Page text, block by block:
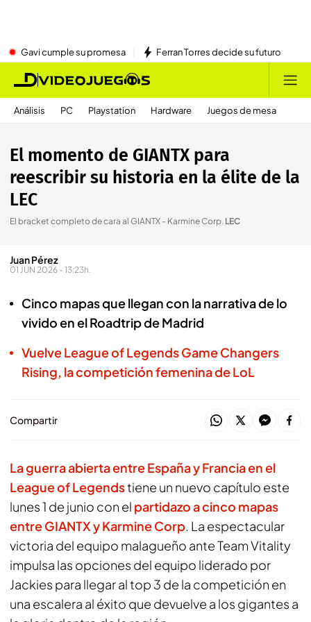
Gavi cumple su promesa Ferran Torres decide su futuro
Análisis PC Playstation Hardware Juegos de mesa
El momento de GIANTX para
reescribir su historia en la élite de la
LEC
El bracket completo de cara al GIANTX - Karmine Corp. LEC
Juan Pérez
01 JUN 2026 - 13:23h.
Cinco mapas que llegan con la narrativa de lo
vivido en el Roadtrip de Madrid
Vuelve League of Legends Game Changers
Rising, la competición femenina de LoL
Compartir
La guerra abierta entre España y Francia en el
League of Legendstiene un nuevo capítulo este
lunes 1 de junio con el partidazo a cinco mapas
entre GIANTX y Karmine Corp. La espectacular
victoria del equipo malagueño ante Team Vitality
impulsa las opciones del equipo liderado por
Jackies para llegar al top 3 de la competición en
una escalera al éxito que devuelve a los gigantes a